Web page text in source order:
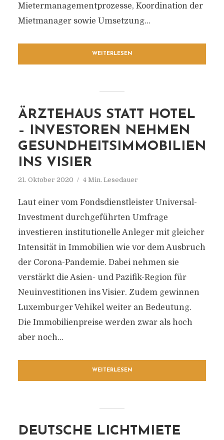
Mietermanagementprozesse, Koordination der
Mietmanager sowie Umsetzung...
WEITERLESEN
ÄRZTEHAUS STATT HOTEL
– INVESTOREN NEHMEN
GESUNDHEITSIMMOBILIEN
INS VISIER
21. Oktober 2020 4 Min. Lesedauer
Laut einer vom Fondsdienstleister Universal-
Investment durchgeführten Umfrage
investieren institutionelle Anleger mit gleicher
Intensität in Immobilien wie vor dem Ausbruch
der Corona-Pandemie. Dabei nehmen sie
verstärkt die Asien- und Pazifik-Region für
Neuinvestitionen ins Visier. Zudem gewinnen
Luxemburger Vehikel weiter an Bedeutung.
Die Immobilienpreise werden zwar als hoch
aber noch...
WEITERLESEN
DEUTSCHE LICHTMIETE